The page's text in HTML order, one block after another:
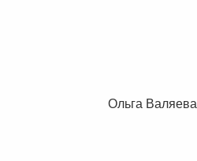
Ольга Валяева